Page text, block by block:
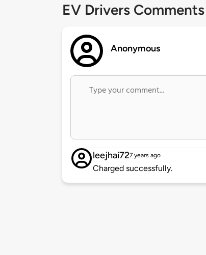
EV Drivers Comments
Anonymous
leejhai727 years ago
Charged successfully.